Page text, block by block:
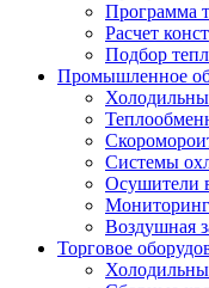
Программа
Расчет
Подбор
Промышленное
Системы
Осушители
Воздушная
Торговое